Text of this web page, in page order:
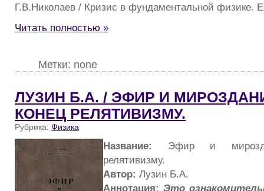
Г.В.Николаев / Кризис в фундаментальной физике.
Читать полностью »
Метки: none
ЛУЗИН Б.А. / ЭФИР И
КОНЕЦ РЕЛЯТИВИЗМУ.
Рубрика: Физика
Название: Эфир и
релятивизму.
Автор: Лузин Б.А.
Аннотация: Это